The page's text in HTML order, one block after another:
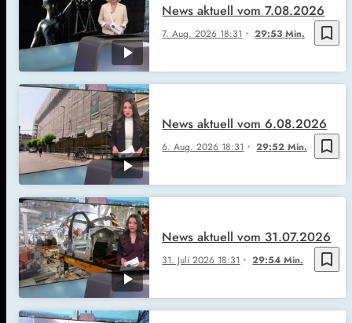
bookmark_border
7. Aug. 2026 18:31 29:53 Min.
News aktuell vom 7.08.2026
bookmark_border
6. Aug. 2026 18:31 29:52 Min.
News aktuell vom 6.08.2026
bookmark_border
31. Juli 2026 18:31 29:54 Min.
News aktuell vom 31.07.2026